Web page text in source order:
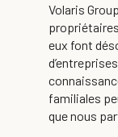
Volaris
eux font
familiales
que nous